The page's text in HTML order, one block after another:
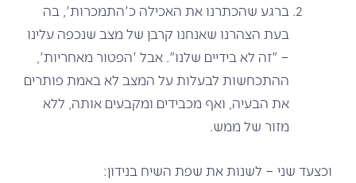
ברגע שהכתרנו את האכילה כ'התמכרות', בה
בעת הצהרנו שאנחנו קרבן של מצב שנכפה עלינו
– "זה לא בידיים שלנו". אבל 'הפטור מאחריות',
ההתכחשות לבעלות על המצב לא באמת פותרים
את הבעיה, ואף מכבידים ומקבעים אותה, ללא
מזור של ממש.
וכצעד שני – לשנות את שפת השיח בנידון: